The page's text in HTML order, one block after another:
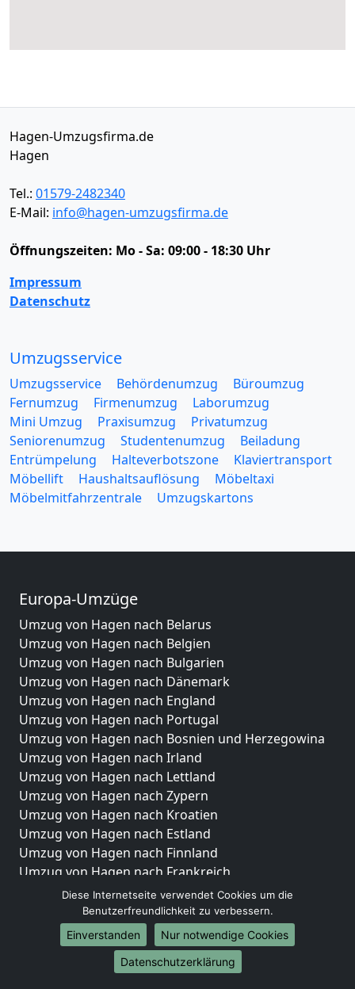
Hagen-Umzugsfirma.de
Hagen
Tel.: 01579-2482340
E-Mail: info@hagen-umzugsfirma.de
Öffnungszeiten: Mo - Sa: 09:00 - 18:30 Uhr
Impressum
Datenschutz
Umzugsservice
Umzugsservice Behördenumzug
Büroumzug
Fernumzug
Firmenumzug
Laborumzug
Mini Umzug
Praxisumzug
Privatumzug
Seniorenumzug
Studentenumzug
Beiladung
Entrümpelung
Halteverbotszone
Klaviertransport
Möbellift
Haushaltsauflösung
Möbeltaxi
Möbelmitfahrzentrale
Umzugskartons
Europa-Umzüge
Umzug von Hagen nach Belarus
Umzug von Hagen nach Belgien
Umzug von Hagen nach Bulgarien
Umzug von Hagen nach Dänemark
Umzug von Hagen nach England
Umzug von Hagen nach Portugal
Umzug von Hagen nach Bosnien und Herzegowina
Umzug von Hagen nach Irland
Umzug von Hagen nach Lettland
Umzug von Hagen nach Zypern
Umzug von Hagen nach Kroatien
Umzug von Hagen nach Estland
Umzug von Hagen nach Finnland
Umzug von Hagen nach Frankreich
Umzug von Hagen nach Griechenland
Umzug von Hagen nach Italien
Umzug von Hagen nach Liechtenstein
Umzug von Hagen nach Luxemburg
Umzug von Hagen nach Niederlande
Diese Internetseite verwendet Cookies um die
Benutzerfreundlichkeit zu verbessern.
Einverstanden
Nur notwendige Cookies
Datenschutzerklärung